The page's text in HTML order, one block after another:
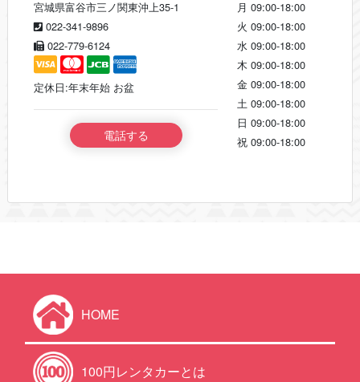
宮城県富谷市三ノ関東沖上35-1
022-341-9896
022-779-6124
定休日:年末年始 お盆
電話する
月 09:00-18:00
火 09:00-18:00
水 09:00-18:00
木 09:00-18:00
金 09:00-18:00
土 09:00-18:00
日 09:00-18:00
祝 09:00-18:00
HOME
100円レンタカーとは